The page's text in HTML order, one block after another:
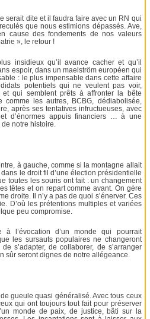
serait dite et il faudra faire avec un RN qui
que nous estimions dépassés. Ave,
cause des fondements de nos valeurs
», le retour !
insidieux qu’il avance cacher et qu’il
espoir, dans un maelström européen qui
: le plus impensable dans cette affaire
potentiels qui ne veulent pas voir,
et qui semblent prêts à affronter la bête
les autres, BCBG, dédiabolisée,
après ses tentatives infructueuses, avec
d’énormes appuis financiers … à une
notre histoire.
à gauche, comme si la montagne allait
le droit fil d’une élection présidentielle
toutes les souris ont fait : un changement
têtes et on repart comme avant. On gère
droite. Il n’y a pas de quoi s’énerver. Ces
D’où les prétentions multiples et variées
peu compromise.
à l’évocation d’un monde qui pourrait
les sursauts populaires ne changeront
s’adapter, de collaborer, de s’arranger
sûr seront dignes de notre allégeance.
gueule quasi généralisé. Avec tous ceux
qui ont toujours tout fait pour préserver
monde de paix, de justice, bâti sur la